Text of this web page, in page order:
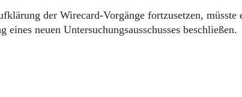
der Wirecard-Vorgänge fortzusetzen,
eines neuen Untersuchungsausschusses beschließen.